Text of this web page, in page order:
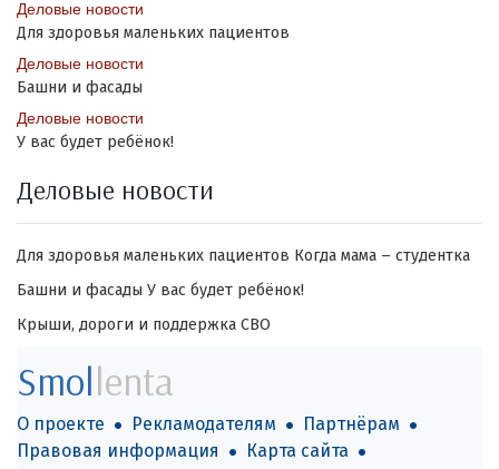
Деловые новости
Для здоровья маленьких пациентов
Деловые новости
Башни и фасады
Деловые новости
У вас будет ребёнок!
Деловые новости
Для здоровья маленьких пациентов Когда мама – студентка
Башни и фасады У вас будет ребёнок!
Крыши, дороги и поддержка СВО
Smollenta
О проекте Рекламодателям
Партнёрам
Правовая информация
Карта сайта